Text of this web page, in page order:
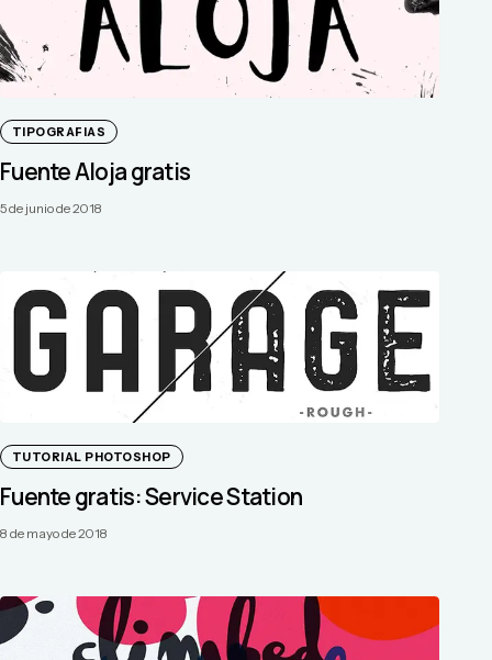
TIPOGRAFIAS
Fuente Aloja gratis
5 de junio de 2018
TUTORIAL PHOTOSHOP
Fuente gratis: Service Station
8 de mayo de 2018